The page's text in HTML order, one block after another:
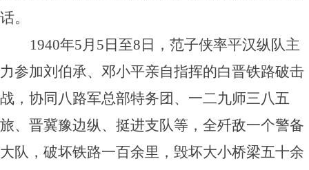
话。
1940年5月5日至8日，范子侠率平汉纵队主
力参加刘伯承、邓小平亲自指挥的白晋铁路破击
战，协同八路军总部特务团、一二九师三八五
旅、晋冀豫边纵、挺进支队等，全歼敌一个警备
大队，破坏铁路一百余里，毁坏大小桥梁五十余